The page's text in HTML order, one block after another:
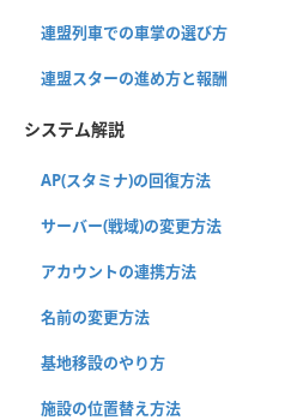
連盟列車での車掌の選び方
連盟スターの進め方と報酬
システム解説
AP(スタミナ)の回復方法
サーバー(戦域)の変更方法
アカウントの連携方法
名前の変更方法
基地移設のやり方
施設の位置替え方法